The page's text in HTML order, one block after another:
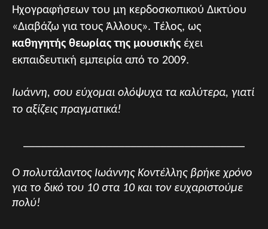
Ηχογραφήσεων του μη κερδοσκοπικού Δικτύου
«Διαβάζω για τους Άλλους». Τέλος, ως
καθηγητής θεωρίας της μουσικής έχει
εκπαιδευτική εμπειρία από το 2009.
Ιωάννη, σου εύχομαι ολόψυχα τα καλύτερα, γιατί
το αξίζεις πραγματικά!
Ο πολυτάλαντος Ιωάννης Κοντέλλης βρήκε χρόνο
για το δικό του 10 στα 10 και τον ευχαριστούμε
πολύ!